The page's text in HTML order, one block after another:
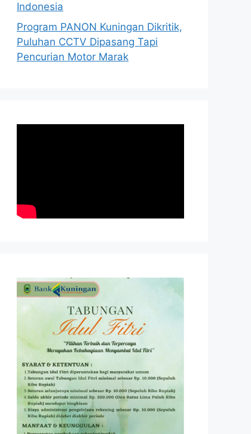
Indonesia
Program PANON Kuningan Dikritik,
Puluhan CCTV Dipasang Tapi
Pencurian Motor Marak